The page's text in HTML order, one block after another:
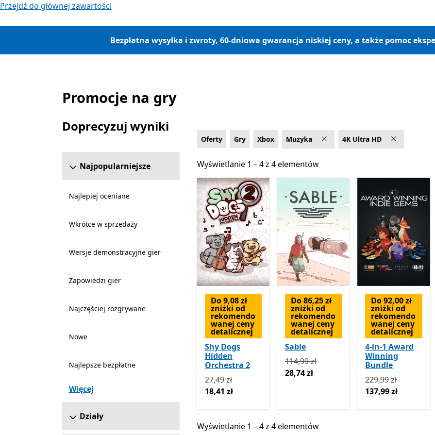
Przejdź do głównej zawartości
Bezpłatna wysyłka i zwroty, 60-dniowa gwarancja niskiej ceny, a także pomoc
Lista Microsoft.com
Promocje na gry
Doprecyzuj wyniki
Pomiń sekcję uściślania wyników
Najpopularniejsze
Najlepiej oceniane
Wkrótce w sprzedaży
Wersje demonstracyjne gier
Zapowiedzi gier
Najczęściej rozgrywane
Nowe
Najlepsze bezpłatne
Więcej
Działy
Oferty Gry Xbox Muzyka 4K Ultra HD
Wyświetlanie 1 – 4 z 4 elementów
Wyświetlanie 1 – 4 z 4 elementów
Do 9,08 zł
zniżki od
rekomendo
wanej ceny
detalicznej
Shy Dogs
Hidden
Orchestra 2
Pierwotnie 27,49 zł teraz 18,41 zł
27,49 zł
18,41 zł
Do 86,25 zł
zniżki od
rekomendo
wanej ceny
detalicznej
Sable
Pierwotnie 114,99 zł teraz 28,74 zł
114,99 zł
28,74 zł
Do 92,00 zł
zniżki od
rekomendo
wanej ceny
detalicznej
4-in-1 Award
Winning
Bundle
Pierwotnie 229,99
229,99 zł
137,99 zł
Wyświetlanie 1 – 4 z 4 elementów
Wyświetlanie 1 – 4 z 4 elementów